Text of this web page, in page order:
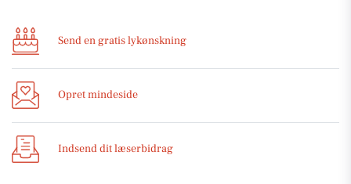
Send en gratis lykønskning
Opret mindeside
Indsend dit læserbidrag